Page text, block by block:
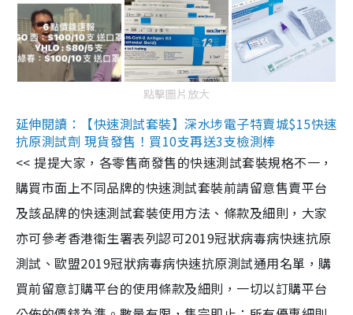
點擊圖片放大
延伸閱讀：【快速測試套裝】深水埗電子特賣城$15快速
抗原測試劑 現貨發售！買10支再送3支檢測棒
<< 提提大家，各零售商發售的快速測試套裝規格不一，
購買市面上不同品牌的快速測試套裝前請留意售賣平台
及該品牌的快速測試套裝使用方法、條款及細則，大家
亦可參考香港衞生署表列認可2019冠狀病毒病快速抗原
測試、歐盟2019冠狀病毒病快速抗原測試通用名單，購
買前留意訂購平台的使用條款及細則，一切以訂購平台